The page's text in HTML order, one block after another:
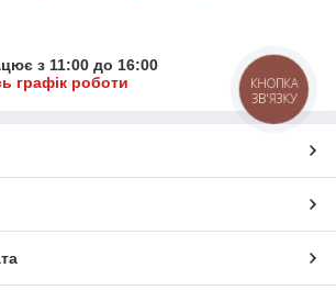
з 11:00 до 16:00
графік роботи
КНОПКА
ЗВ'ЯЗКУ